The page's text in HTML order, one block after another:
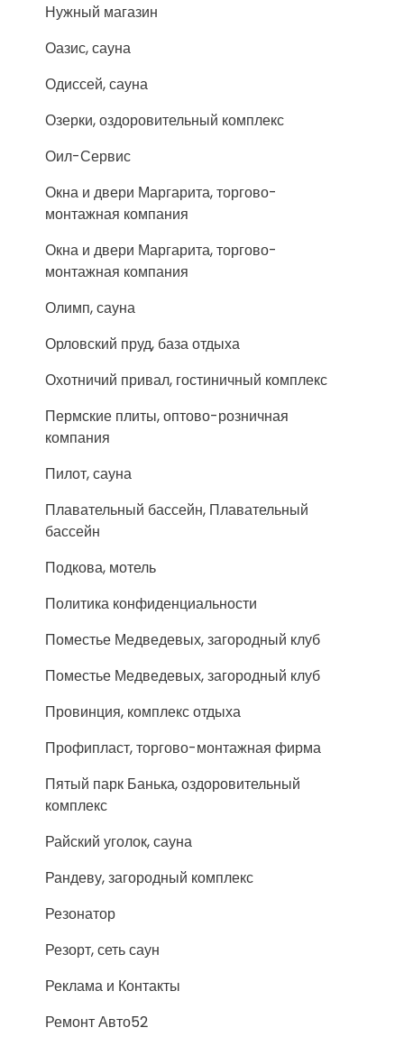
Нужный магазин
Оазис, сауна
Одиссей, сауна
Озерки, оздоровительный комплекс
Оил-Сервис
Окна и двери Маргарита, торгово-
монтажная компания
Окна и двери Маргарита, торгово-
монтажная компания
Олимп, сауна
Орловский пруд, база отдыха
Охотничий привал, гостиничный комплекс
Пермские плиты, оптово-розничная
компания
Пилот, сауна
Плавательный бассейн, Плавательный
бассейн
Подкова, мотель
Политика конфиденциальности
Поместье Медведевых, загородный клуб
Поместье Медведевых, загородный клуб
Провинция, комплекс отдыха
Профипласт, торгово-монтажная фирма
Пятый парк Банька, оздоровительный
комплекс
Райский уголок, сауна
Рандеву, загородный комплекс
Резонатор
Резорт, сеть саун
Реклама и Контакты
Ремонт Авто52